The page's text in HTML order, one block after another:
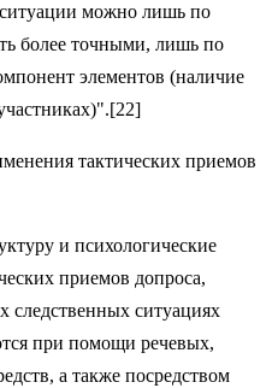
можно лишь по
более точными, лишь по
элементов (наличие
тактических приемов
и психологические
приемов допроса,
следственных ситуациях
при помощи речевых,
а также посредством